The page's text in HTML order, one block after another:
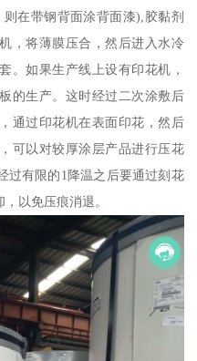
在带钢背面涂背面漆),胶黏剂
，将薄膜压合，然后进入水冷
。如果生产线上设有印花机，
的生产。这时经过二次涂敷后
通过印花机在表面印花，然后
可以对较厚涂层产品进行压花
过有限的1降温之后要通过刻花
以免压痕消退。